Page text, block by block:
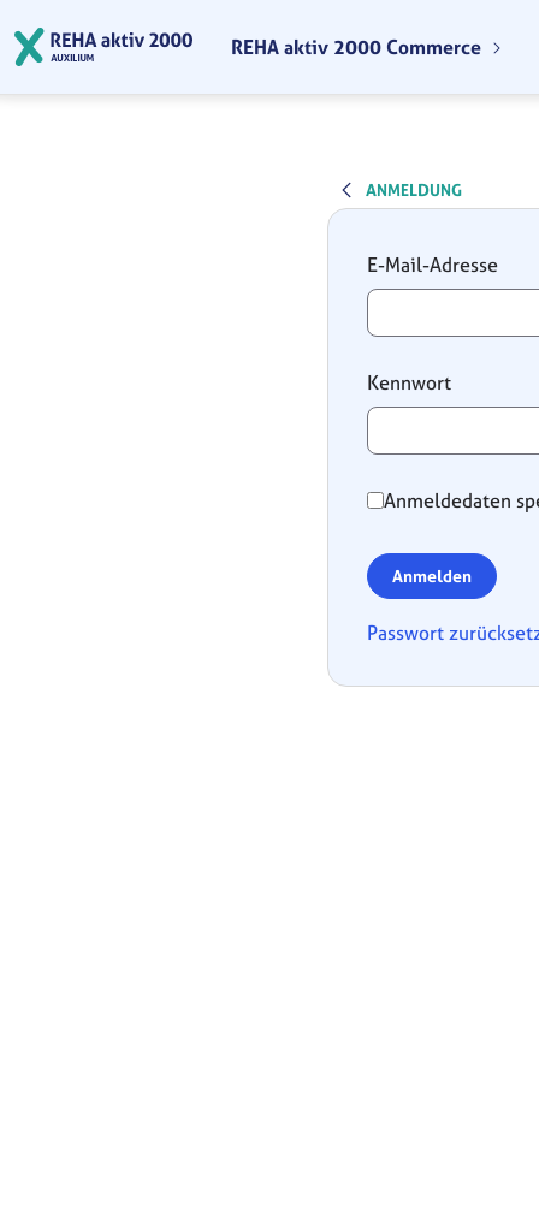
REHA aktiv 2000 Commerce
ANMELDUNG
Anmeldung
E-Mail-Adresse
Kennwort
Anmeldedaten
Anmelden
Passwort